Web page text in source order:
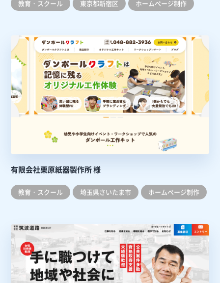
教育・スクール 東京都新宿区 ホームぺージ制作
有限会社栗原紙器製作所 様
教育・スクール 埼玉県さいたま市 ホームぺージ制作